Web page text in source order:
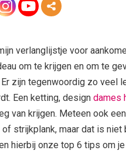
verlanglijstje voor
om te krijgen en om te
zijn tegenwoordig zo veel
Een ketting, design dames
van krijgen. Meteen ook
strijkplank, maar dat is niet
hierbij onze top 6 tips om